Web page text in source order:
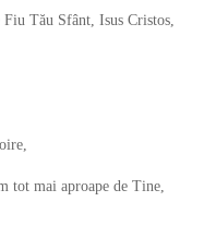
Tău Sfânt, Isus Cristos,
mai aproape de Tine,